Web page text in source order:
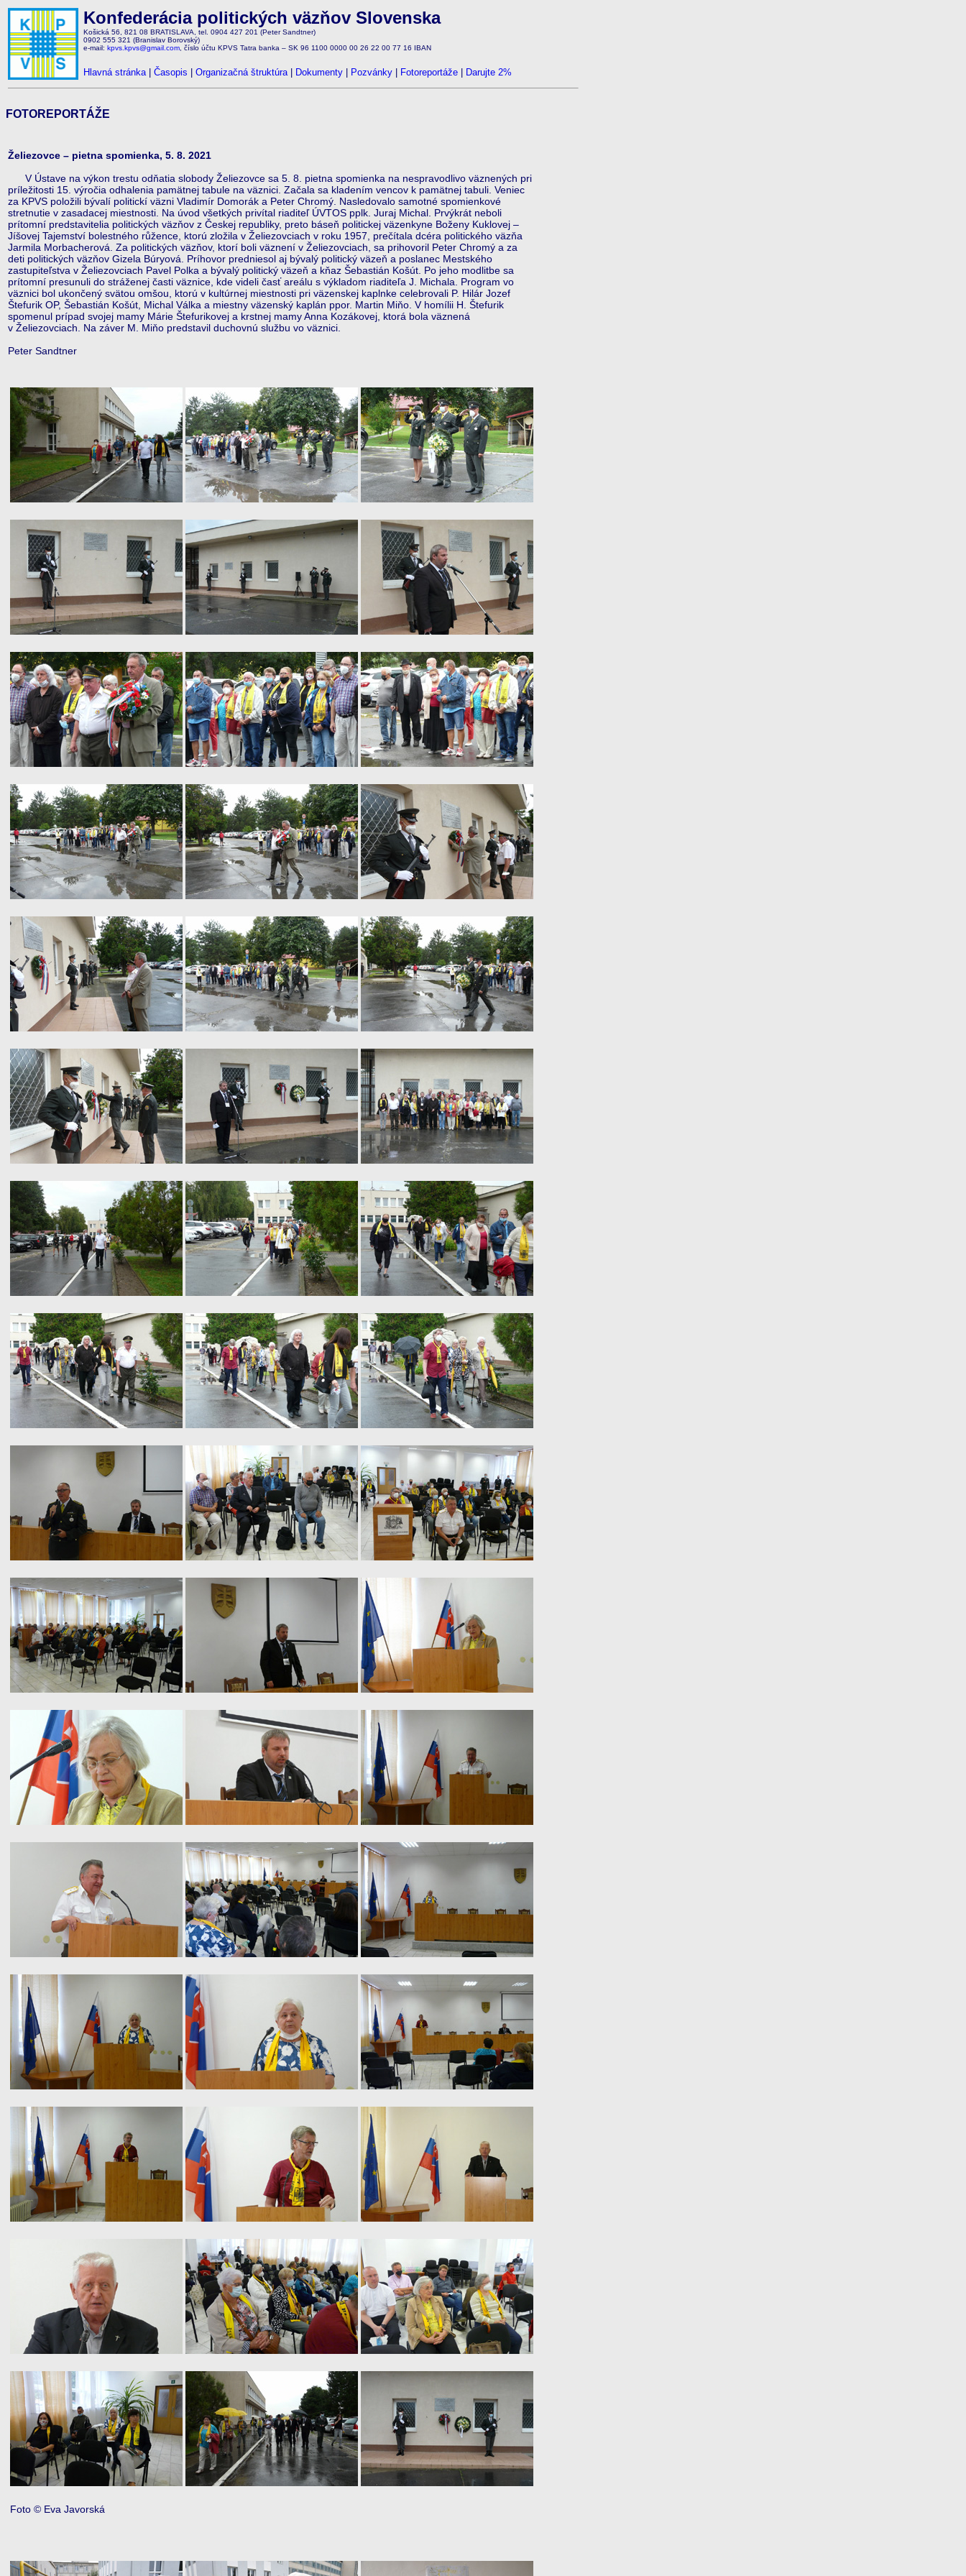
Konfederácia politických väzňov Slovenska
Košická 56, 821 08 BRATISLAVA, tel. 0904 427 201 (Peter Sandtner)
0902 555 321 (Branislav Borovský)
e-mail: kpvs.kpvs@gmail.com , číslo účtu KPVS Tatra banka – SK 96 1100 0000 00 26 22 00 77 16 IBAN
Hlavná stránka| Časopis Organizačná štruktúra| Dokumenty Pozvánky Fotoreportáže Darujte 2%
FOTOREPORTÁŽE
Želiezovce – pietna spomienka, 5. 8. 2021
V Ústave na výkon trestu odňatia slobody Želiezovce sa 5. 8. pietna spomienka na nespravodlivo väznených pri
príležitosti 15. výročia odhalenia pamätnej tabule na väznici. Začala sa kladením vencov k pamätnej tabuli. Veniec
za KPVS položili bývalí politickí väzni Vladimír Domorák a Peter Chromý. Nasledovalo samotné spomienkové
stretnutie v zasadacej miestnosti. Na úvod všetkých privítal riaditeľ ÚVTOS pplk. Juraj Michal. Prvýkrát neboli
prítomní predstavitelia politických väzňov z Českej republiky, preto báseň politickej väzenkyne Boženy Kuklovej –
Jíšovej Tajemství bolestného růžence, ktorú zložila v Želiezovciach v roku 1957, prečítala dcéra politického väzňa
Jarmila Morbacherová. Za politických väzňov, ktorí boli väznení v Želiezovciach, sa prihovoril Peter Chromý a za
deti politických väzňov Gizela Búryová. Príhovor predniesol aj bývalý politický väzeň a poslanec Mestského
zastupiteľstva v Želiezovciach Pavel Polka a bývalý politický väzeň a kňaz Šebastián Košút. Po jeho modlitbe sa
prítomní presunuli do stráženej časti väznice, kde videli časť areálu s výkladom riaditeľa J. Michala. Program vo
väznici bol ukončený svätou omšou, ktorú v kultúrnej miestnosti pri väzenskej kaplnke celebrovali P. Hilár Jozef
Štefurik OP, Šebastián Košút, Michal Válka a miestny väzenský kaplán ppor. Martin Miňo. V homílii H. Štefurik
spomenul prípad svojej mamy Márie Štefurikovej a krstnej mamy Anna Kozákovej, ktorá bola väznená
v Želiezovciach. Na záver M. Miňo predstavil duchovnú službu vo väznici.
Peter Sandtner
Foto © Eva Javorská